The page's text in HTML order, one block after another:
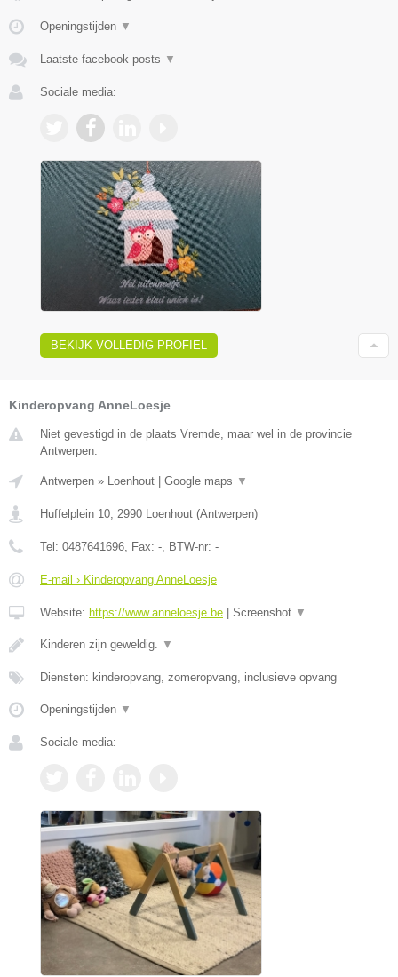
Openingstijden ▼
Laatste facebook posts ▼
Sociale media:
BEKIJK VOLLEDIG PROFIEL
Kinderopvang AnneLoesje
Niet gevestigd in de plaats Vremde, maar wel in de provincie
Antwerpen.
Antwerpen » Loenhout Google maps ▼
Huffelplein 10 2990 Loenhout (Antwerpen)
Tel: 0487641696 , Fax: - , BTW-nr: -
E-mail › Kinderopvang AnneLoesje
Website: https://www.anneloesje.be Screenshot ▼
Kinderen zijn geweldig. ▼
Diensten: kinderopvang, zomeropvang, inclusieve opvang
Openingstijden ▼
Sociale media: